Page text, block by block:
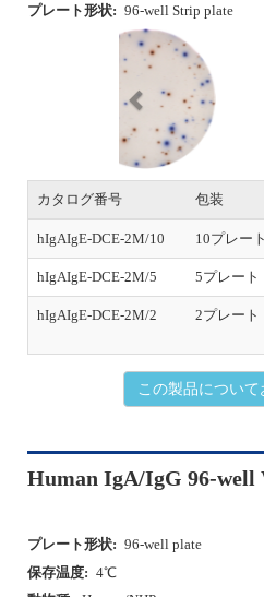
P
r
e
v
i
o
u
s
包装
hIgAIgE-DCE-2M/10 10プレート
5プレート
2プレート
この製品につい
プレート形状:
96-well plate
動物種:
Human/NHP
対象: B細胞